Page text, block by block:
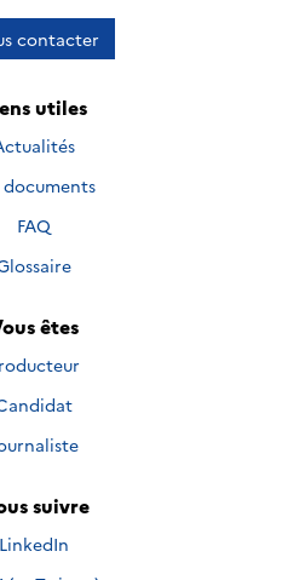
contacter
utiles
documents
FAQ
êtes
suivre
Nous suivre sur
LinkedIn